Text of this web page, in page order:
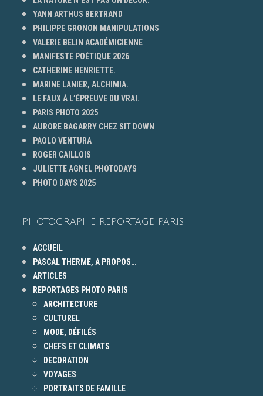
YANN ARTHUS BERTRAND
PHILIPPE GRONON MANIPULATIONS
VALERIE BELIN ACADÉMICIENNE
MANIFESTE POÉTIQUE 2026
CATHERINE HENRIETTE.
MARINE LANIER, ALCHIMIA.
LE FAUX À L’ÉPREUVE DU VRAI.
PARIS PHOTO 2025
AURORE BAGARRY CHEZ SIT DOWN
PAOLO VENTURA
ROGER CAILLOIS
JULIETTE AGNEL PHOTODAYS
PHOTO DAYS 2025
PHOTOGRAPHE REPORTAGE PARIS
ACCUEIL
PASCAL THERME, A PROPOS…
ARTICLES
REPORTAGES PHOTO PARIS
ARCHITECTURE
CULTUREL
MODE, DÉFILÉS
CHEFS ET CLIMATS
DECORATION
VOYAGES
PORTRAITS DE FAMILLE